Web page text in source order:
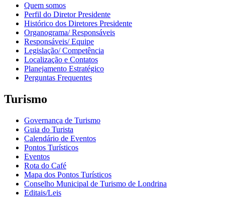
Quem somos
Perfil do Diretor Presidente
Histórico dos Diretores Presidente
Organograma/ Responsáveis
Responsáveis/ Equipe
Legislação/ Competência
Localização e Contatos
Planejamento Estratégico
Perguntas Frequentes
Turismo
Governança de Turismo
Guia do Turista
Calendário de Eventos
Pontos Turísticos
Eventos
Rota do Café
Mapa dos Pontos Turísticos
Conselho Municipal de Turismo de Londrina
Editais/Leis